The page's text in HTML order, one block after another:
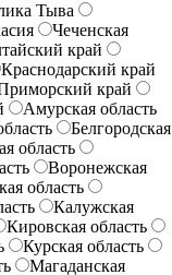
Тыва
Чеченская
край
Краснодарский край
край
Амурская область
Белгородская
область
Воронежская
область
Калужская
Кировская область
Курская область
Магаданская